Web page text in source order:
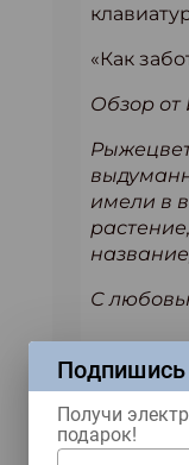
«Как
Обзор
имели в
С
Автор:
Получи
подарок!